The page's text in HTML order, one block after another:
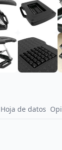
Hoja de datos